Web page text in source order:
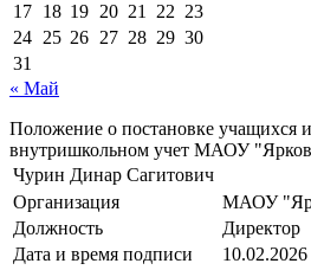
17 18 19 20 21 22 23
24 25 26 27 28 29 30
31
« Май
Положение о постановке учащихся
внутришкольном учет МАОУ
Чурин Динар Сагитович
Организация
МАОУ
Должность
Директор
Дата и время подписи